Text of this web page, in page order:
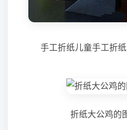
手工折纸儿童手工折
折纸大公鸡的